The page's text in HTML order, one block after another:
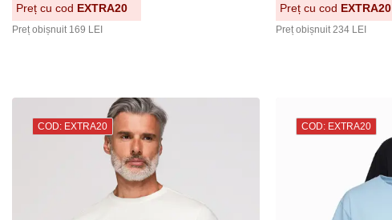
Preț obișnuit 169 LEI
Preț cu cod EXTRA20
Preț obișnuit 234 LEI
Preț cu cod EXTRA20
COD: EXTRA20 COD: EXTRA20